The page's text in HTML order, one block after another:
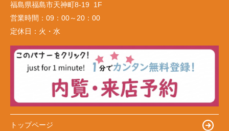
福島県福島市天神町8-19 1F
営業時間： 09：00～20：00
定休日： 火・水
トップページ